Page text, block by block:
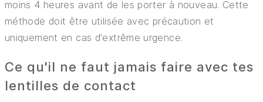
moins 4 heures avant de les porter à nouveau. Cette
méthode doit être utilisée avec précaution et
uniquement en cas d'extrême urgence.
Ce qu'il ne faut jamais faire avec tes
lentilles de contact